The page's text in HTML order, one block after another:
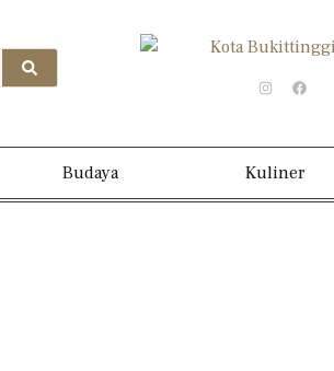
Budaya Kuliner